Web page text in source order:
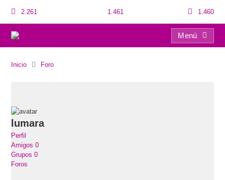
2.261 1.461 1.460
Menú
Inicio Foro
lumara
Perfil
Amigos0
Grupos0
Foros